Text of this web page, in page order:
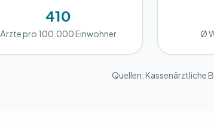
410
Ärzte pro 100.000 Einwohner Ø
Quellen: Kassenärztliche